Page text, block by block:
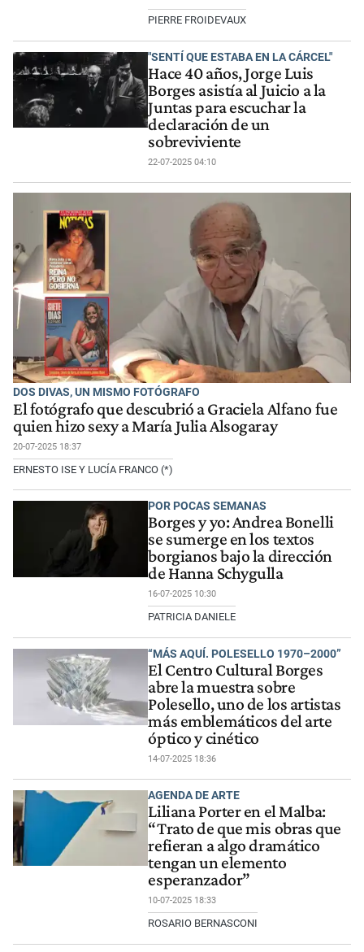
PIERRE FROIDEVAUX
"SENTÍ QUE ESTABA EN LA CÁRCEL"
Hace 40 años, Jorge Luis
Borges asistía al Juicio a la
Juntas para escuchar la
declaración de un
sobreviviente
22-07-2025 04:10
DOS DIVAS, UN MISMO FOTÓGRAFO
El fotógrafo que descubrió a Graciela Alfano fue
quien hizo sexy a María Julia Alsogaray
20-07-2025 18:37
ERNESTO ISE Y LUCÍA FRANCO (*)
POR POCAS SEMANAS
Borges y yo: Andrea Bonelli
se sumerge en los textos
borgianos bajo la dirección
de Hanna Schygulla
16-07-2025 10:30
PATRICIA DANIELE
“MÁS AQUÍ. POLESELLO 1970–2000”
El Centro Cultural Borges
abre la muestra sobre
Polesello, uno de los artistas
más emblemáticos del arte
óptico y cinético
14-07-2025 18:36
AGENDA DE ARTE
Liliana Porter en el Malba:
“Trato de que mis obras que
refieran a algo dramático
tengan un elemento
esperanzador”
10-07-2025 18:33
ROSARIO BERNASCONI